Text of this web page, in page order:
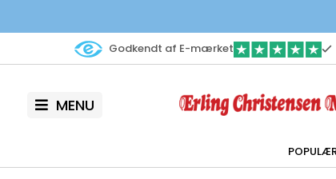
Godkendt af E-mærket
MENU